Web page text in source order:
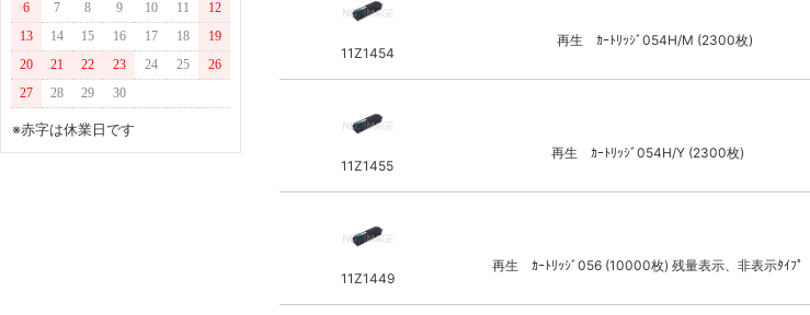
LANCER
タワダ
ダイア
ORECK
アイデック
ﾊﾟﾅｿﾆｯｸ
HEWLETT PACKARD
MINOLTA
6
7 8 9 10 11
12
13
14 15 16 17 18
19
20
21 22 23 24 25
26
27
28 29 30
※赤字は休業日です
11Z1454
再生 ｶｰﾄﾘｯｼﾞ054H/M (2300枚)
11Z1455
再生 ｶｰﾄﾘｯｼﾞ054H/Y (2300枚)
11Z1449
再生 ｶｰﾄﾘｯｼﾞ056 (10000枚) 残量表示、非表示ﾀｲﾌﾟ